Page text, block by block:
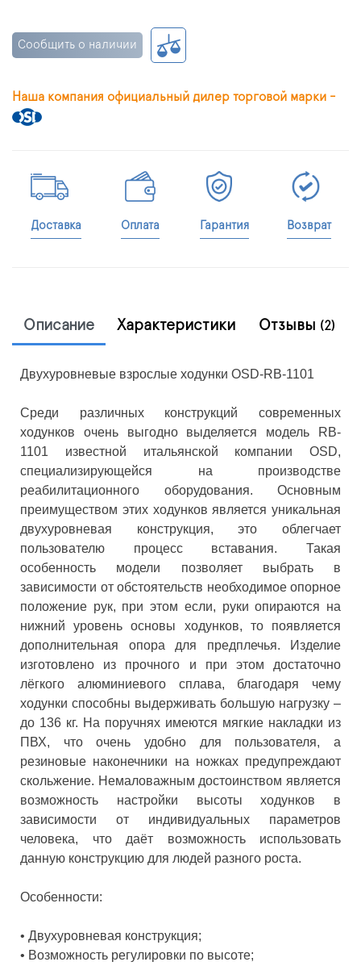
Сообщить о наличии
Наша компания официальный дилер торговой марки -
Доставка Оплата Гарантия Возврат
Описание Характеристики Отзывы (2)
Двухуровневые взрослые ходунки OSD-RB-1101
Среди различных конструкций современных
ходунков очень выгодно выделяется модель RB-
1101 известной итальянской компании OSD,
специализирующейся на производстве
реабилитационного оборудования. Основным
преимуществом этих ходунков является уникальная
двухуровневая конструкция, это облегчает
пользователю процесс вставания. Такая
особенность модели позволяет выбрать в
зависимости от обстоятельств необходимое опорное
положение рук, при этом если, руки опираются на
нижний уровень основы ходунков, то появляется
дополнительная опора для предплечья. Изделие
изготовлено из прочного и при этом достаточно
лёгкого алюминиевого сплава, благодаря чему
ходунки способны выдерживать большую нагрузку –
до 136 кг. На поручнях имеются мягкие накладки из
ПВХ, что очень удобно для пользователя, а
резиновые наконечники на ножках предупреждают
скольжение. Немаловажным достоинством является
возможность настройки высоты ходунков в
зависимости от индивидуальных параметров
человека, что даёт возможность использовать
данную конструкцию для людей разного роста.
Особенности:
• Двухуровневая конструкция;
• Возможность регулировки по высоте;